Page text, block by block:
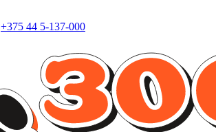
+375 44 5-137-000